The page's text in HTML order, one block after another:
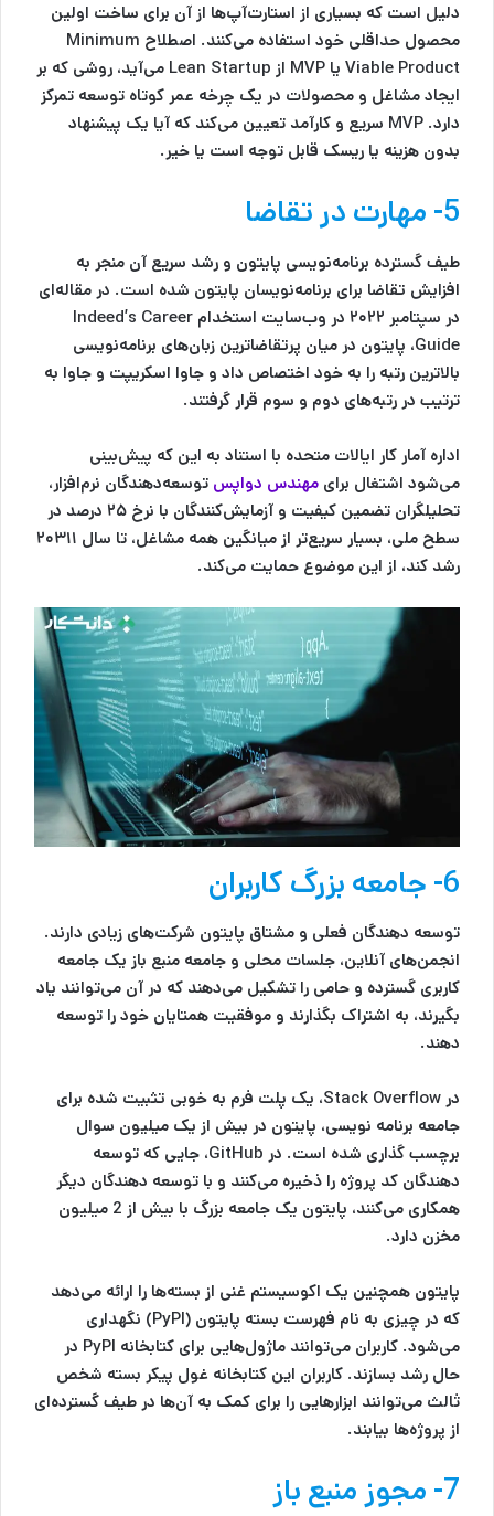
دلیل است که بسیاری از استارت‌آپ‌ها از آن برای ساخت اولین
محصول حداقلی خود استفاده می‌کنند. اصطلاح Minimum
Viable Product یا MVP از Lean Startup می‌آید، روشی که بر
ایجاد مشاغل و محصولات در یک چرخه عمر کوتاه توسعه تمرکز
دارد. MVP سریع و کارآمد تعیین می‌کند که آیا یک پیشنهاد
بدون هزینه یا ریسک قابل توجه است یا خیر.
5- مهارت در تقاضا
طیف گسترده برنامه‌نویسی پایتون و رشد سریع آن منجر به
افزایش تقاضا برای برنامه‌نویسان پایتون شده است. در مقاله‌ای
در سپتامبر ۲۰۲۲ در وب‌سایت استخدام Indeed’s Career
Guide، پایتون در میان پرتقاضاترین زبان‌های برنامه‌نویسی
بالاترین رتبه را به خود اختصاص داد و جاوا اسکریپت و جاوا به
ترتیب در رتبه‌های دوم و سوم قرار گرفتند.
اداره آمار کار ایالات متحده با استناد به این که پیش‌بینی
می‌شود اشتغال برای مهندس دواپس توسعه‌دهندگان نرم‌افزار،
تحلیلگران تضمین کیفیت و آزمایش‌کنندگان با نرخ ۲۵ درصد در
سطح ملی، بسیار سریع‌تر از میانگین همه مشاغل، تا سال ۲۰۳۱۱
رشد کند، از این موضوع حمایت می‌کند.
6- جامعه بزرگ کاربران
توسعه دهندگان فعلی و مشتاق پایتون شرکت‌های زیادی دارند.
انجمن‌های آنلاین، جلسات محلی و جامعه منبع باز یک جامعه
کاربری گسترده و حامی را تشکیل می‌دهند که در آن می‌توانند یاد
بگیرند، به اشتراک بگذارند و موفقیت همتایان خود را توسعه
دهند.
در Stack Overflow، یک پلت فرم به خوبی تثبیت شده برای
جامعه برنامه نویسی، پایتون در بیش از یک میلیون سوال
برچسب گذاری شده است. در GitHub، جایی که توسعه
دهندگان کد پروژه را ذخیره می‌کنند و با توسعه دهندگان دیگر
همکاری می‌کنند، پایتون یک جامعه بزرگ با بیش از 2 میلیون
مخزن دارد.
پایتون همچنین یک اکوسیستم غنی از بسته‌ها را ارائه می‌دهد
که در چیزی به نام فهرست بسته پایتون (PyPI) نگهداری
می‌شود. کاربران می‌توانند ماژول‌هایی برای کتابخانه PyPI در
حال رشد بسازند. کاربران این کتابخانه غول پیکر بسته شخص
ثالث می‌توانند ابزارهایی را برای کمک به آن‌ها در طیف گسترده‌ای
از پروژه‌ها بیابند.
7- مجوز منبع باز